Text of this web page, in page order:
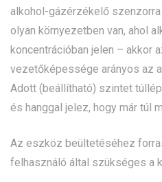
alkohol-gázérzékelő
olyan környezetben van, ahol
koncentrációban jelen – akkor
vezetőképessége arányos az
Adott (beállítható) szintet
és hanggal jelez, hogy már túl
Az eszköz beültetéséhez
felhasználó által szükséges a